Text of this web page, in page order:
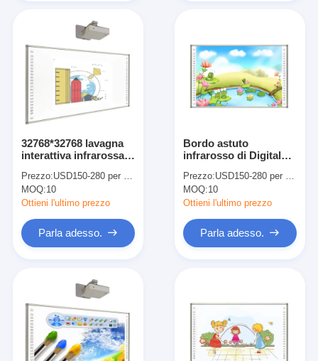
Monitor interattivo del touch screen
bordo astuto dell'affissione a cristalli liquidi
Lavagna interattiva del LED
Lavagna interattiva del touch screen
tutti in una lavagna interattiva
lavagna interattiva portatile
Bordo interattivo del proiettore
Struttura infrarossa di tocco
Supporto interattivo di lavagna
Macchina fotografica del documento del visualizzatore
32768*32768 lavagna
interattiva infrarossa
Prezzo:USD150-280 per piece
MOQ:10
Ottieni l'ultimo prezzo
Parla adesso.
Bordo astuto
infrarosso di Digital
Prezzo:USD150-280 per piece
MOQ:10
Ottieni l'ultimo prezzo
Parla adesso.